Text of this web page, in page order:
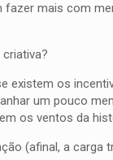
mais com
existem os
um pouco
os ventos da
(afinal, a